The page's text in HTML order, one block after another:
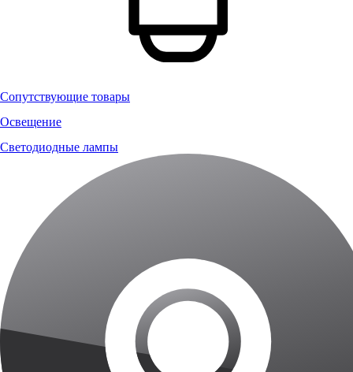
Сопутствующие товары
Освещение
Светодиодные лампы